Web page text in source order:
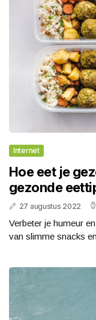
Internet
Hoe eet je
gezonde
27 augustus 2022
Verbeter je humeur
van slimme snacks